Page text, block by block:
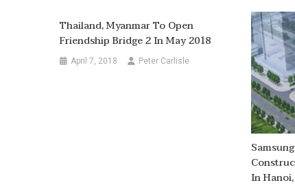
Thailand, Myanmar To Open
Friendship Bridge 2 In May 2018
April 7, 2018 Peter Carlisle
In